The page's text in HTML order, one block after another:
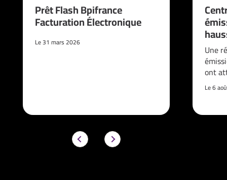
Prêt Flash Bpifrance
Facturation Électronique
Le 31 mars 2026
Une
ont
Le 6